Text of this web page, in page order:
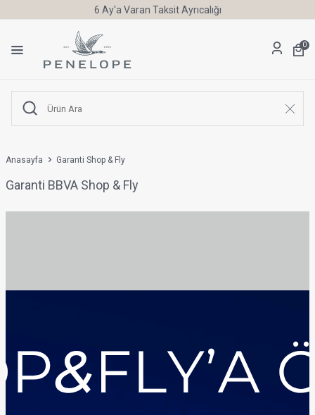
6 Ay'a Varan Taksit Ayrıcalığı
0
Anasayfa Garanti Shop & Fly
Garanti BBVA Shop & Fly